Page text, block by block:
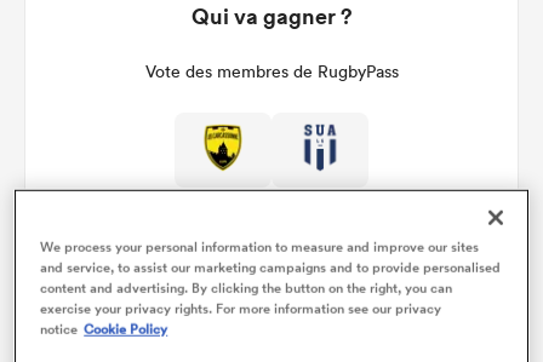
Qui va gagner ?
Vote des membres de RugbyPass
Détails du match
We process your personal information to measure and improve our sites
and service, to assist our marketing campaigns and to provide personalised
content and advertising. By clicking the button on the right, you can
exercise your privacy rights. For more information see our privacy
notice Cookie Policy